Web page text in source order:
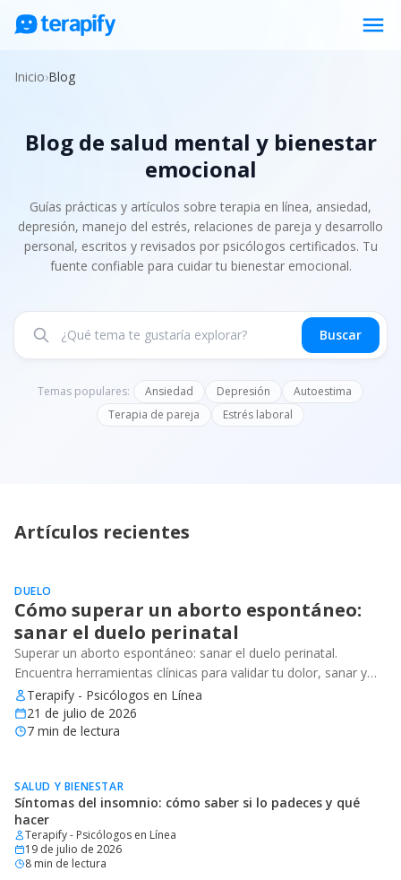
menu
Psicólogos en línea
Opiniones
Preguntas frecuentes
Blog
Trabaja con nosotros
Inicio›Blog
Blog de salud mental y bienestar
emocional
Guías prácticas y artículos sobre terapia en línea, ansiedad,
depresión, manejo del estrés, relaciones de pareja y desarrollo
personal, escritos y revisados por psicólogos certificados. Tu
fuente confiable para cuidar tu bienestar emocional.
Buscar
Temas populares: Ansiedad Depresión
Autoestima
Terapia de pareja
Estrés laboral
Artículos recientes
DUELO
Cómo superar un aborto espontáneo:
sanar el duelo perinatal
Superar un aborto espontáneo: sanar el duelo perinatal.
Encuentra herramientas clínicas para validar tu dolor, sanar y
recuperar tu bienestar emocional.
Terapify - Psicólogos en Línea
21 de julio de 2026
7 min de lectura
SALUD Y BIENESTAR
Síntomas del insomnio: cómo saber si lo padeces y qué
hacer
Terapify - Psicólogos en Línea
19 de julio de 2026
8 min de lectura